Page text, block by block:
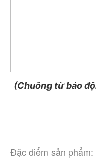
(Chuông từ báo
Đặc điểm sản phẩm: